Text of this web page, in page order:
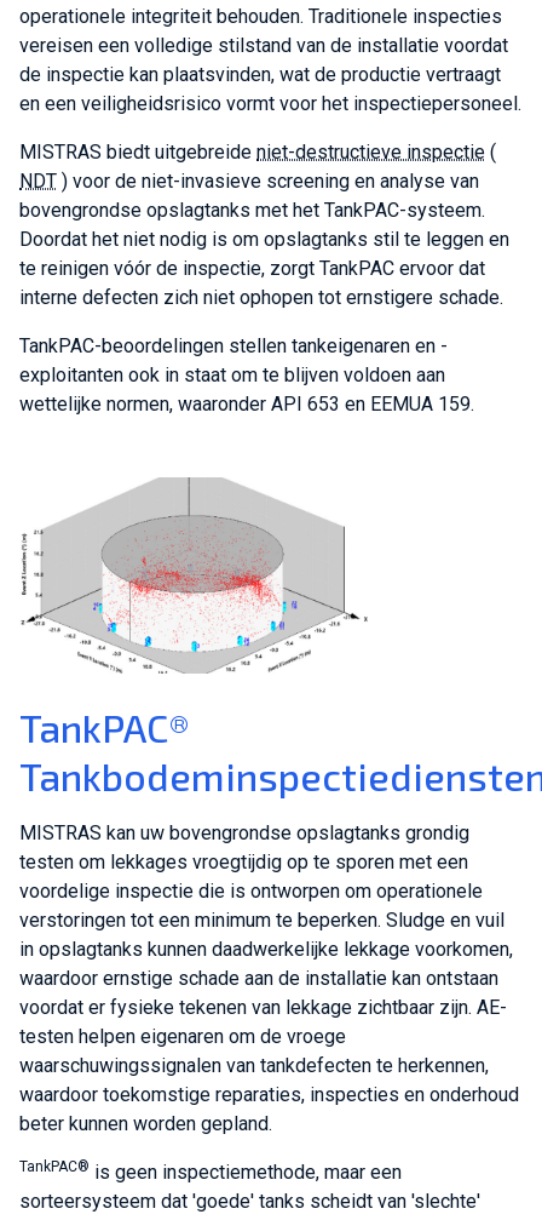
operationele integriteit behouden. Traditionele inspecties
vereisen een volledige stilstand van de installatie voordat
de inspectie kan plaatsvinden, wat de productie vertraagt
en een veiligheidsrisico vormt voor het inspectiepersoneel.
MISTRAS biedt uitgebreide niet-destructieve inspectie (
NDT ) voor de niet-invasieve screening en analyse van
bovengrondse opslagtanks met het TankPAC-systeem.
Doordat het niet nodig is om opslagtanks stil te leggen en
te reinigen vóór de inspectie, zorgt TankPAC ervoor dat
interne defecten zich niet ophopen tot ernstigere schade.
TankPAC-beoordelingen stellen tankeigenaren en -
exploitanten ook in staat om te blijven voldoen aan
wettelijke normen, waaronder API 653 en EEMUA 159.
TankPAC®
MISTRAS kan uw bovengrondse opslagtanks grondig
testen om lekkages vroegtijdig op te sporen met een
voordelige inspectie die is ontworpen om operationele
verstoringen tot een minimum te beperken. Sludge en vuil
in opslagtanks kunnen daadwerkelijke lekkage voorkomen,
waardoor ernstige schade aan de installatie kan ontstaan
voordat er fysieke tekenen van lekkage zichtbaar zijn. AE-
testen helpen eigenaren om de vroege
waarschuwingssignalen van tankdefecten te herkennen,
waardoor toekomstige reparaties, inspecties en onderhoud
beter kunnen worden gepland.
TankPAC® is geen inspectiemethode, maar een
sorteersysteem dat 'goede' tanks scheidt van 'slechte'